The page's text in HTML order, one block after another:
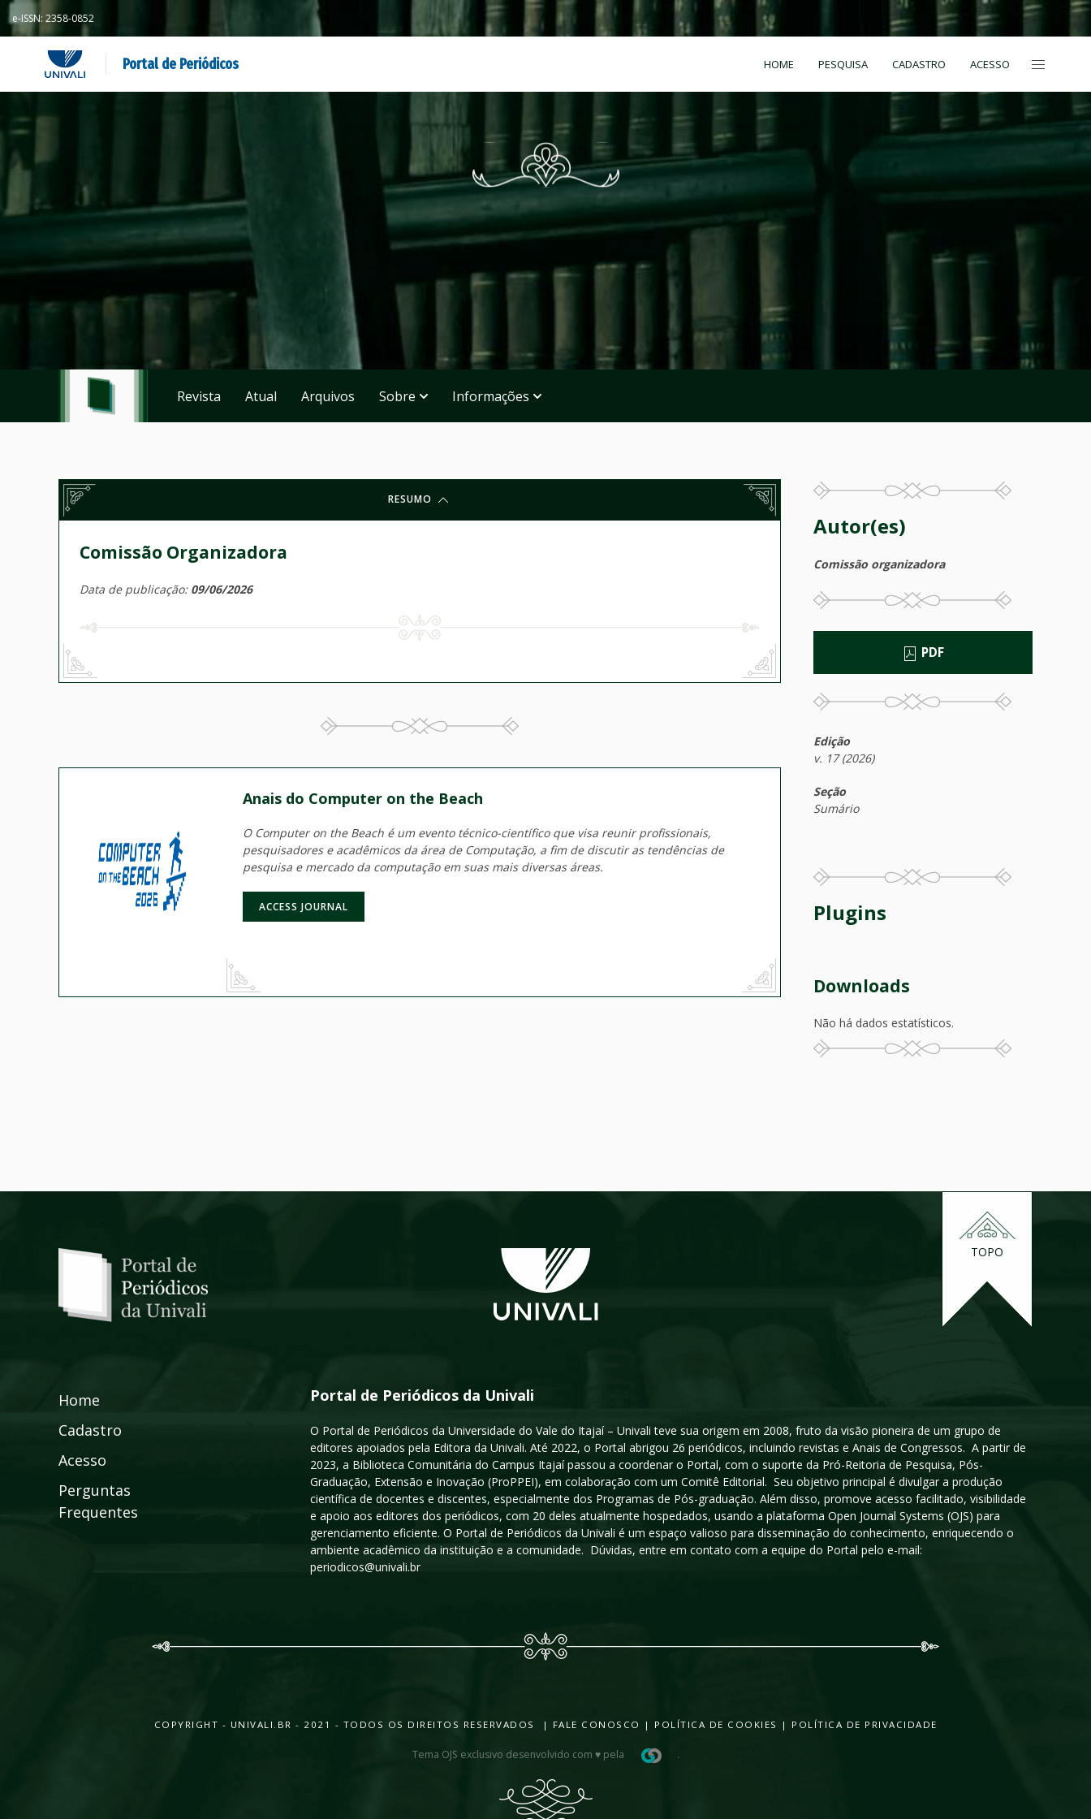
e-ISSN: 2358-0852
Portal de Periódicos HOME PESQUISA CADASTRO ACESSO
Revista Atual Arquivos Sobre Informações
RESUMO
Comissão Organizadora
Data de publicação: 09/06/2026
Anais do Computer on the Beach
O Computer on the Beach é um evento técnico-científico que visa reunir profissionais,
pesquisadores e acadêmicos da área de Computação, a fim de discutir as tendências de
pesquisa e mercado da computação em suas mais diversas áreas.
ACCESS JOURNAL
Autor(es)
Comissão organizadora
PDF
Edição
v. 17 (2026)
Seção
Sumário
Plugins
Downloads
Não há dados estatísticos.
TOPO
Home
Cadastro
Acesso
Perguntas
Frequentes
Portal de Periódicos da Univali
O Portal de Periódicos da Universidade do Vale do Itajaí – Univali teve sua origem em 2008, fruto da visão pioneira de um grupo de
editores apoiados pela Editora da Univali. Até 2022, o Portal abrigou 26 periódicos, incluindo revistas e Anais de Congressos. A partir de
2023, a Biblioteca Comunitária do Campus Itajaí passou a coordenar o Portal, com o suporte da Pró-Reitoria de Pesquisa, Pós-
Graduação, Extensão e Inovação (ProPPEI), em colaboração com um Comitê Editorial. Seu objetivo principal é divulgar a produção
científica de docentes e discentes, especialmente dos Programas de Pós-graduação. Além disso, promove acesso facilitado, visibilidade
e apoio aos editores dos periódicos, com 20 deles atualmente hospedados, usando a plataforma Open Journal Systems (OJS) para
gerenciamento eficiente. O Portal de Periódicos da Univali é um espaço valioso para disseminação do conhecimento, enriquecendo o
ambiente acadêmico da instituição e a comunidade. Dúvidas, entre em contato com a equipe do Portal pelo e-mail:
periodicos@univali.br
COPYRIGHT - UNIVALI.BR - 2021 - TODOS OS DIREITOS RESERVADOS | FALE CONOSCO | POLÍTICA DE COOKIES | POLÍTICA DE PRIVACIDADE
Tema OJS exclusivo desenvolvido com ♥ pela .